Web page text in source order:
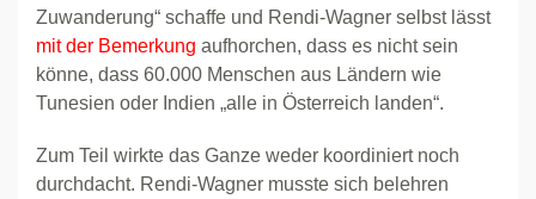
Zuwanderung“ schaffe und Rendi-Wagner selbst lässt
mit der Bemerkung aufhorchen, dass es nicht sein
könne, dass 60.000 Menschen aus Ländern wie
Tunesien oder Indien „alle in Österreich landen“.
Zum Teil wirkte das Ganze weder koordiniert noch
durchdacht. Rendi-Wagner musste sich belehren